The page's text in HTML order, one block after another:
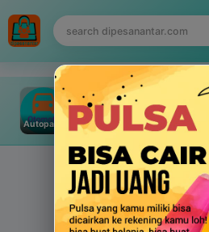
Games Otomotif Fashion